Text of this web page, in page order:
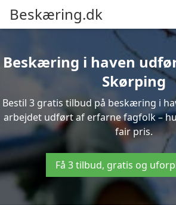
Beskæring.dk
Beskæring i haven
Skørping
Bestil 3 gratis tilbud på beskæring i
arbejdet udført af erfarne fagfolk –
fair pris.
Få 3 tilbud, gratis og